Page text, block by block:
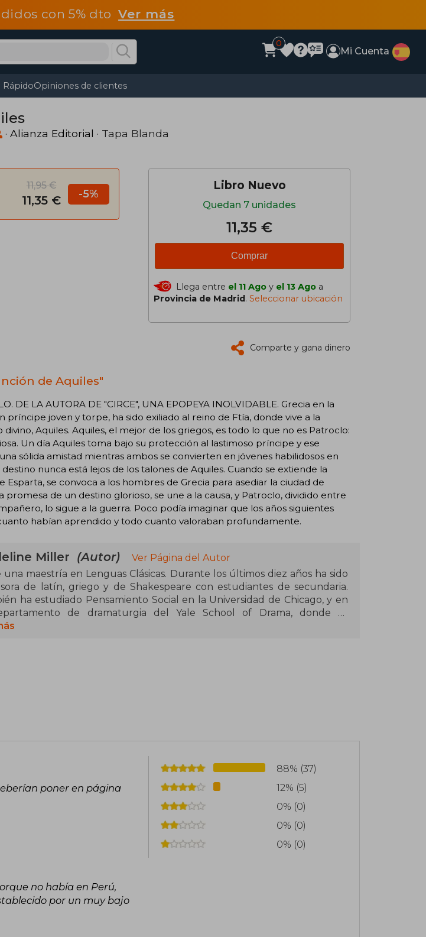
con 5% dtoVer más
0
Mi Cuenta
RápidoOpiniones de clientes
· Alianza Editorial · Tapa Blanda
11,95 €
11,35 € -5%
Libro Nuevo
Quedan 7 unidades
11,35 €
Comprar
Llega entre el 11 Ago y el 13 Ago a
Provincia de Madrid. Seleccionar ubicación
Comparte y gana dinero
de Aquiles"
DE LA AUTORA DE "CIRCE", UNA EPOPEYA INOLVIDABLE. Grecia en la
príncipe joven y torpe, ha sido exiliado al reino de Ftía, donde vive a la
Aquiles. Aquiles, el mejor de los griegos, es todo lo que no es Patroclo:
Un día Aquiles toma bajo su protección al lastimoso príncipe y ese
sólida amistad mientras ambos se convierten en jóvenes habilidosos en
nunca está lejos de los talones de Aquiles. Cuando se extiende la
se convoca a los hombres de Grecia para asediar la ciudad de
promesa de un destino glorioso, se une a la causa, y Patroclo, dividido entre
lo sigue a la guerra. Poco podía imaginar que los años siguientes
habían aprendido y todo cuanto valoraban profundamente.
Miller (Autor)
Ver Página del Autor
una maestría en Lenguas Clásicas. Durante los últimos diez años ha sido
de latín, griego y de Shakespeare con estudiantes de secundaria.
ha estudiado Pensamiento Social en la Universidad de Chicago, y en
de dramaturgia del Yale School of Drama, donde se
en la adaptación de los textos clásicos a las formas modernas.
poner en página
no había en Perú,
por un muy bajo
88% (37)
12% (5)
0% (0)
0% (0)
0% (0)